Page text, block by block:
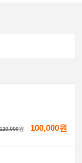
120,000원 100,000원